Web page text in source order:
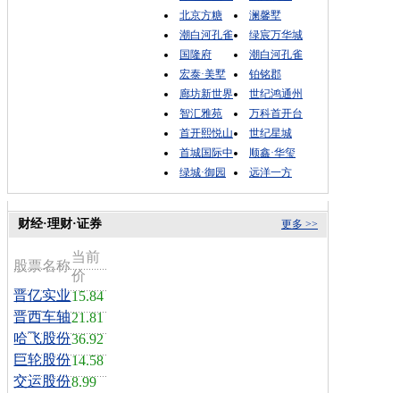
北京方糖
澜馨墅
潮白河孔雀
绿宸万华城
国隆府
潮白河孔雀
宏泰·美墅
铂铭郡
廊坊新世界
世纪鸿通州
智汇雅苑
万科首开台
首开熙悦山
世纪星城
首城国际中
顺鑫·华玺
绿城·御园
远洋一方
更多 >>
财经·理财·证券
股票名称
当前
价
晋亿实业15.84
晋西车轴21.81
哈飞股份36.92
巨轮股份14.58
交运股份8.99